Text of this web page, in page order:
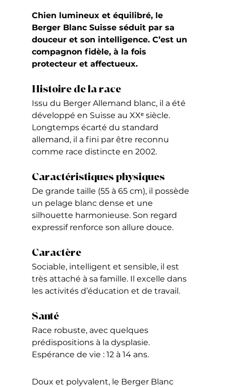
Chien lumineux et équilibré, le
Berger Blanc Suisse séduit par sa
douceur et son intelligence. C’est un
compagnon fidèle, à la fois
protecteur et affectueux.
Histoire de la race
Issu du Berger Allemand blanc, il a été
développé en Suisse au XXᵉ siècle.
Longtemps écarté du standard
allemand, il a fini par être reconnu
comme race distincte en 2002.
Caractéristiques physiques
De grande taille (55 à 65 cm), il possède
un pelage blanc dense et une
silhouette harmonieuse. Son regard
expressif renforce son allure douce.
Caractère
Sociable, intelligent et sensible, il est
très attaché à sa famille. Il excelle dans
les activités d’éducation et de travail.
Santé
Race robuste, avec quelques
prédispositions à la dysplasie.
Espérance de vie : 12 à 14 ans.
Doux et polyvalent, le Berger Blanc